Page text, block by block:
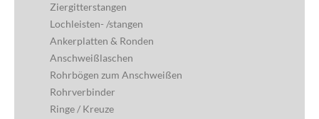
Ziergitterstangen
Lochleisten- /stangen
Ankerplatten & Ronden
Anschweißlaschen
Rohrbögen zum Anschweißen
Rohrverbinder
Ringe / Kreuze